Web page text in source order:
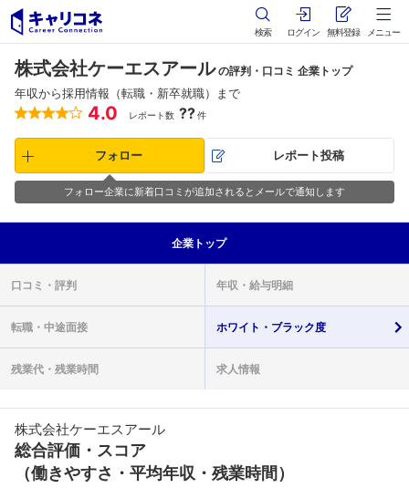
検索 ログイン 無料登録 メニュー
株式会社ケーエスアール の評判・口コミ 企業トップ
年収から採用情報（転職・新卒就職）まで
4.0 レポート数 ??件
フォロー レポート投稿
フォロー企業に新着口コミが追加されるとメールで通知します
企業 トップ
口コミ・ 評判 年収・ 給与明細
転職・ 中途面接 ホワイト・ ブラック度
残業代・ 残業時間 求人情報
株式会社ケーエスアール
総合評価・スコア
（働きやすさ・平均年収・残業時間）